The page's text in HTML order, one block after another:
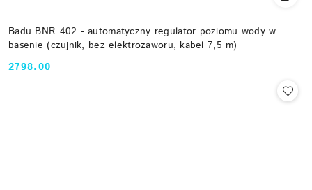
Badu BNR 402 - automatyczny regulator poziomu wody w
basenie (czujnik, bez elektrozaworu, kabel 7,5 m)
Cena:
2798.00